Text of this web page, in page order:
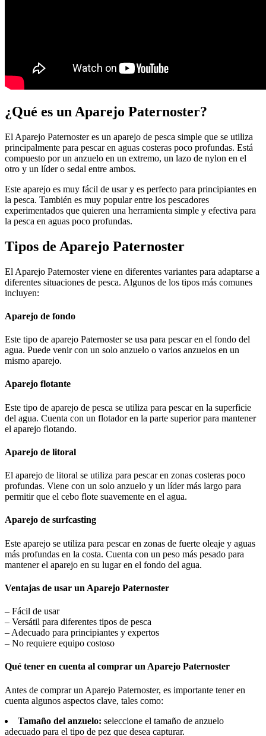
¿Qué es un Aparejo Paternoster?
El Aparejo Paternoster es un aparejo de pesca simple que se utiliza
principalmente para pescar en aguas costeras poco profundas. Está
compuesto por un anzuelo en un extremo, un lazo de nylon en el
otro y un líder o sedal entre ambos.
Este aparejo es muy fácil de usar y es perfecto para principiantes en
la pesca. También es muy popular entre los pescadores
experimentados que quieren una herramienta simple y efectiva para
la pesca en aguas poco profundas.
Tipos de Aparejo Paternoster
El Aparejo Paternoster viene en diferentes variantes para adaptarse a
diferentes situaciones de pesca. Algunos de los tipos más comunes
incluyen:
Aparejo de fondo
Este tipo de aparejo Paternoster se usa para pescar en el fondo del
agua. Puede venir con un solo anzuelo o varios anzuelos en un
mismo aparejo.
Aparejo flotante
Este tipo de aparejo de pesca se utiliza para pescar en la superficie
del agua. Cuenta con un flotador en la parte superior para mantener
el aparejo flotando.
Aparejo de litoral
El aparejo de litoral se utiliza para pescar en zonas costeras poco
profundas. Viene con un solo anzuelo y un líder más largo para
permitir que el cebo flote suavemente en el agua.
Aparejo de surfcasting
Este aparejo se utiliza para pescar en zonas de fuerte oleaje y aguas
más profundas en la costa. Cuenta con un peso más pesado para
mantener el aparejo en su lugar en el fondo del agua.
Ventajas de usar un Aparejo Paternoster
– Fácil de usar
– Versátil para diferentes tipos de pesca
– Adecuado para principiantes y expertos
– No requiere equipo costoso
Qué tener en cuenta al comprar un Aparejo Paternoster
Antes de comprar un Aparejo Paternoster, es importante tener en
cuenta algunos aspectos clave, tales como:
Tamaño del anzuelo: seleccione el tamaño de anzuelo
adecuado para el tipo de pez que desea capturar.